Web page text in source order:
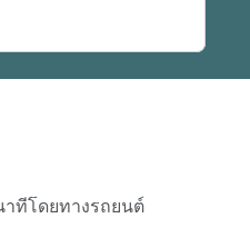
าทีโดยทางรถยนต์